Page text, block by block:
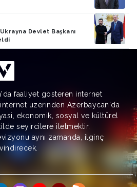
Devlet Başkanı
faaliyet gösteren internet
üzerinden Azerbaycan'da
ekonomik, sosyal ve kültürel
seyircilere iletmektir.
aynı zamanda, ilginç